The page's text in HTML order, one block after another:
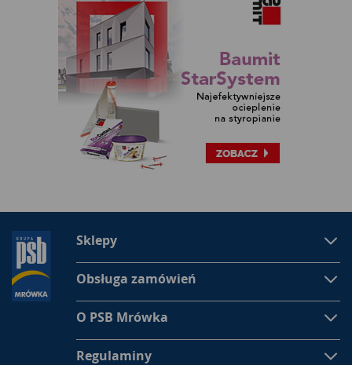
Sklepy
Obsługa zamówień
O PSB Mrówka
Regulaminy